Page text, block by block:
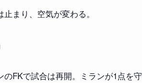
まり、空気が変わる。
FKで試合は再開。ミランが1点を守